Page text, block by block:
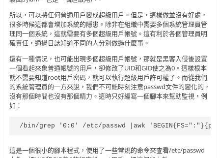
所以，可以將任何普通用戶變成超級用戶。但是，這樣做並沒有好處，
很多時候這都會增加系統的隱患。除非在組織中需要多個系統管理員管
理同一個系統，這就需要有多個超級用戶帳號。這有利於各個管理員明
確責任，通過日誌知道不同的人分別做過什麼事。
還有一種情況，也可能出現多個超級用戶帳號，那就是黑客入侵後設置
一個看起來象普通帳號的用戶，卻修改了UID和GID使之為0。這樣根本
就不需要知道root用戶密碼，就可以執行超級用戶許可權了。而從我們
的系統管理員的一方來說，我們不可能時刻注意passwd文件的變化的，
沒有那個時間也沒有那個精力。這時只好編寫一個腳本來幫助監視，例
如：
/bin/grep '0:0' /etc/passwd |awk
這是一個很小的腳本程式，使用了一些常規的命令來查看/etc/passwd